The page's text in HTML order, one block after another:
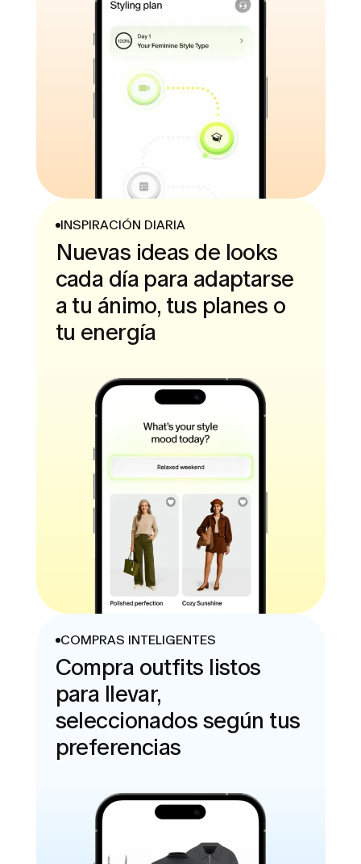
INSPIRACIÓN DIARIA
Nuevas ideas de looks
cada día para adaptarse
a tu ánimo, tus planes o
tu energía
COMPRAS INTELIGENTES
Compra outfits listos
para llevar,
seleccionados según tus
preferencias